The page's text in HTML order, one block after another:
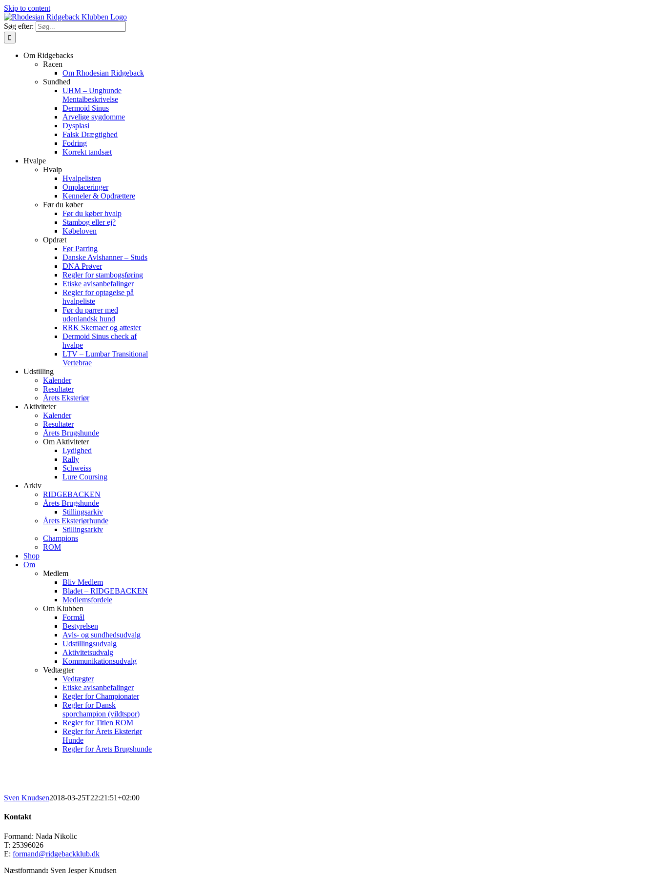
Skip to content
Søg efter:
Om Ridgebacks
Racen
Om Rhodesian Ridgeback
Sundhed
UHM – Unghunde
Mentalbeskrivelse
Dermoid Sinus
Arvelige sygdomme
Dysplasi
Falsk Drægtighed
Fodring
Korrekt tandsæt
Hvalpe
Hvalp
Hvalpelisten
Omplaceringer
Kenneler & Opdrættere
Før du køber
Før du køber hvalp
Stambog eller ej?
Købeloven
Opdræt
Før Parring
Danske Avlshanner – Studs
DNA Prøver
Regler for stambogsføring
Etiske avlsanbefalinger
Regler for optagelse på
hvalpeliste
Før du parrer med
udenlandsk hund
RRK Skemaer og attester
Dermoid Sinus check af
hvalpe
LTV – Lumbar Transitional
Vertebrae
Udstilling
Kalender
Resultater
Årets Eksteriør
Aktiviteter
Kalender
Resultater
Årets Brugshunde
Om Aktiviteter
Lydighed
Rally
Schweiss
Lure Coursing
Arkiv
RIDGEBACKEN
Årets Brugshunde
Stillingsarkiv
Årets Eksteriørhunde
Stillingsarkiv
Champions
ROM
Shop
Om
Medlem
Bliv Medlem
Bladet – RIDGEBACKEN
Medlemsfordele
Om Klubben
Formål
Bestyrelsen
Avls- og sundhedsudvalg
Udstillingsudvalg
Aktivitetsudvalg
Kommunikationsudvalg
Vedtægter
Vedtægter
Etiske avlsanbefalinger
Regler for Championater
Regler for Dansk
sporchampion (vildtspor)
Regler for Titlen ROM
Regler for Årets Eksteriør
Hunde
Regler for Årets Brugshunde
Sven Knudsen2018-03-25T22:21:51+02:00
Kontakt
Formand: Nada Nikolic
T: 25396026
E: formand@ridgebackklub.dk
Næstformand: Sven Jesper Knudsen